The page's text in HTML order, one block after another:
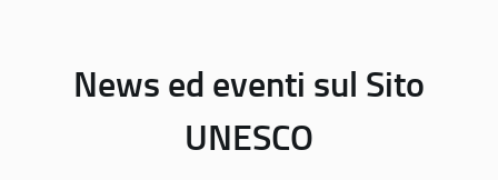
News ed eventi sul Sito
UNESCO